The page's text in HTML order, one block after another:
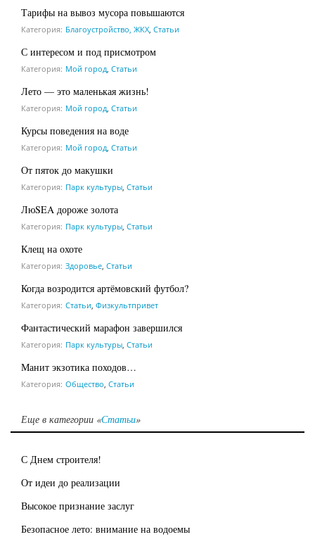
Тарифы на вывоз мусора повышаются
Категория: Благоустройство, ЖКХ Статьи
С интересом и под присмотром
Категория: Мой город Статьи
Лето — это маленькая жизнь!
Категория: Мой город Статьи
Курсы поведения на воде
Категория: Мой город Статьи
От пяток до макушки
Категория: Парк культуры Статьи
ЛюSEA дороже золота
Категория: Парк культуры Статьи
Клещ на охоте
Категория: Здоровье Статьи
Когда возродится артёмовский футбол?
Категория: Статьи Физкультпривет
Фантастический марафон завершился
Категория: Парк культуры Статьи
Манит экзотика походов…
Категория: Общество Статьи
Еще в категории «Статьи»
С Днем строителя!
От идеи до реализации
Высокое признание заслуг
Безопасное лето: внимание на водоемы